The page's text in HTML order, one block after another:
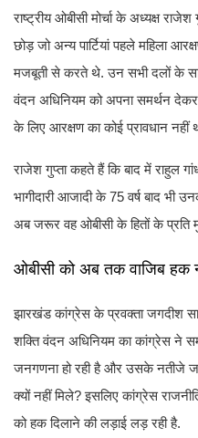
राष्ट्रीय ओबीसी मोर्चा के अध्यक्ष
छोड़ जो अन्य पार्टियां पहले महिला
मजबूती से करते थे. उन सभी दलों के
वंदन अधिनियम को अपना समर्थन
के लिए आरक्षण का कोई प्रावधान नहीं
राजेश गुप्ता कहते हैं कि बाद में राहुल
भागीदारी आजादी के 75 वर्ष बाद
अब जरूर वह ओबीसी के हितों के प्रति
ओबीसी को अब तक वाजिब हक
झारखंड कांग्रेस के प्रवक्ता जगदीश
शक्ति वंदन अधिनियम का कांग्रेस ने
जनगणना हो रही है और उसके नतीजे
क्यों नहीं मिले? इसलिए कांग्रेस
को हक दिलाने की लड़ाई लड़ रही है.